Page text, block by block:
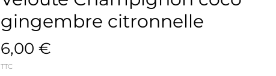
gingembre citronnelle
6,00 €
TTC